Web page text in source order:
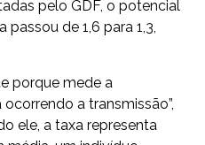
pelo GDF, o potencial
de 1,6 para 1,3,
porque mede a
a transmissão”,
ele, a taxa representa